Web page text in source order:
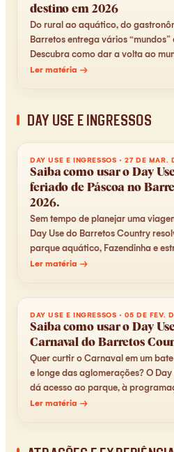
destino em 2026
Do rural ao aquático, do
Barretos entrega vários
Descubra como dar a volta ao
São Paulo em 2026.
Ler matéria →
Day Use e Ingressos
DAY USE E INGRESSOS ·27 DE MAR.
Saiba como usar o Day
feriado de Páscoa no
2026.
Sem tempo de planejar uma
Day Use do Barretos Country
parque aquático, Fazendinha e
necessidade de hospedagem.
Ler matéria →
DAY USE E INGRESSOS ·05 DE FEV.
Saiba como usar o Day
Carnaval do Barretos
Quer curtir o Carnaval em um
e longe das aglomerações? O
dá acesso ao parque, à
atrações — entenda como
Ler matéria →